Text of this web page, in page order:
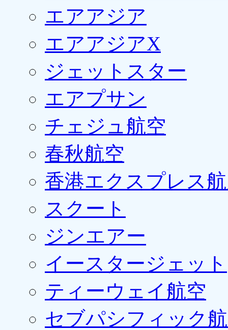
エアアジア
エアアジアX
ジェットスター
エアプサン
チェジュ航空
春秋航空
香港エクスプレス
スクート
ジンエアー
イースタージェット
ティーウェイ航空
セブパシフィック